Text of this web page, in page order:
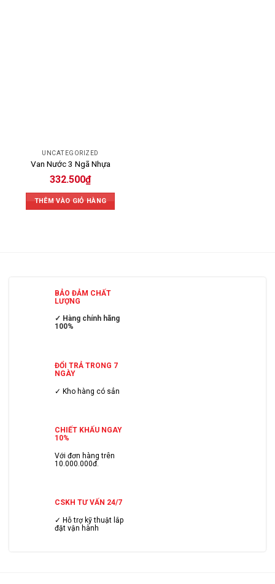
UNCATEGORIZED
Van Nước 3 Ngã Nhựa
332.500₫
THÊM VÀO GIỎ HÀNG
BẢO ĐẢM CHẤT
LƯỢNG
✓ Hàng chính hãng
100%
ĐỔI TRẢ TRONG 7
NGÀY
✓ Kho hàng có sẳn
CHIẾT KHẤU NGAY
10%
Với đơn hàng trên
10.000.000đ.
CSKH TƯ VẤN 24/7
✓ Hỗ trợ kỹ thuật lắp
đặt vận hành